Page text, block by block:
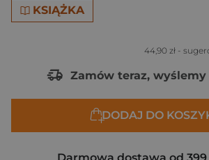
KSIĄŻKA
44,90 zł -
Zamów teraz, wyślemy
DODAJ DO